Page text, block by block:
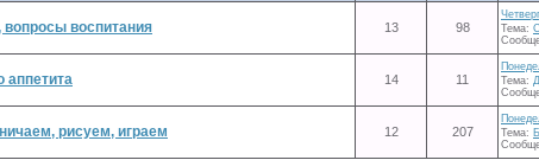
вопросы воспитания 13 98
Тема:
аппетита 14 11
Тема:
рисуем, играем 12 207
Тема: